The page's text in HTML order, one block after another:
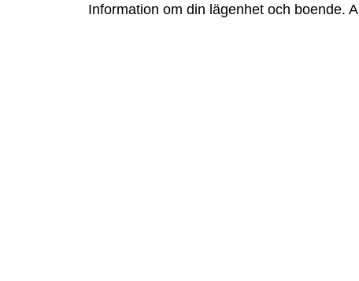
Information om din lägenhet och boende.